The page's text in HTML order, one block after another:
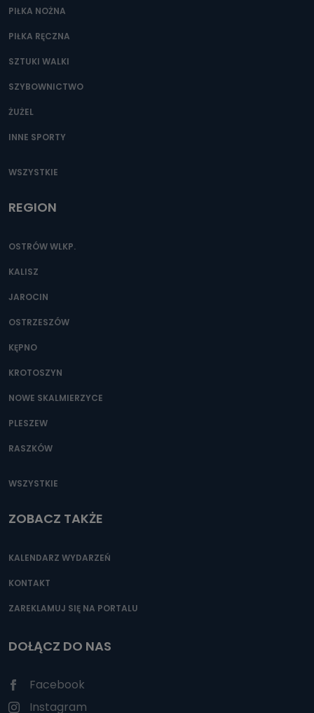
PIŁKA NOŻNA
PIŁKA RĘCZNA
SZTUKI WALKI
SZYBOWNICTWO
ŻUŻEL
INNE SPORTY
WSZYSTKIE
REGION
OSTRÓW WLKP.
KALISZ
JAROCIN
OSTRZESZÓW
KĘPNO
KROTOSZYN
NOWE SKALMIERZYCE
PLESZEW
RASZKÓW
WSZYSTKIE
ZOBACZ TAKŻE
KALENDARZ WYDARZEŃ
KONTAKT
ZAREKLAMUJ SIĘ NA PORTALU
DOŁĄCZ DO NAS
Facebook
Instagram